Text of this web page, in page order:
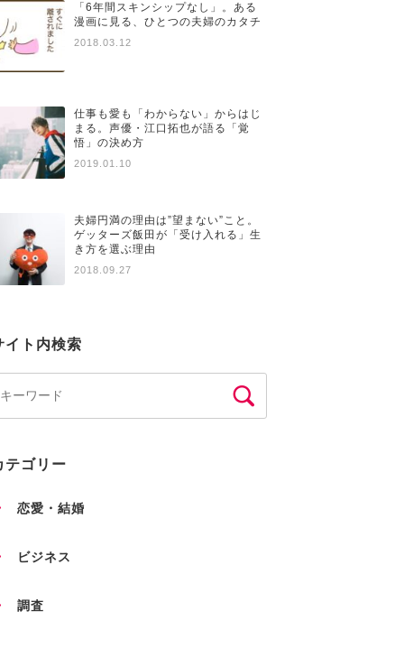
「6年間スキンシップなし」。ある
漫画に見る、ひとつの夫婦のカタチ
2018.03.12
仕事も愛も「わからない」からはじ
まる。声優・江口拓也が語る「覚
悟」の決め方
2019.01.10
夫婦円満の理由は”望まない”こと。
ゲッターズ飯田が「受け入れる」生
き方を選ぶ理由
2018.09.27
イト内検索
テゴリー
恋愛・結婚
ビジネス
調査